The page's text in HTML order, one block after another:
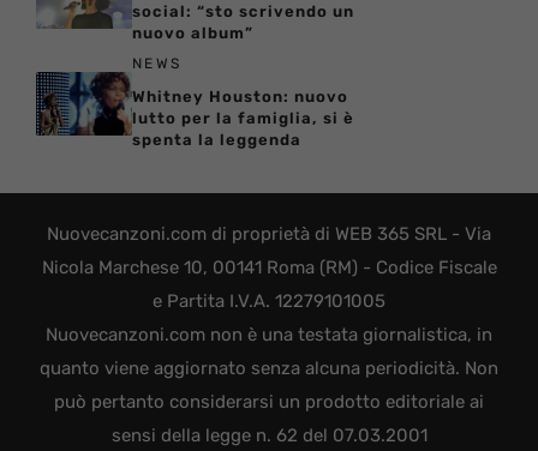
social: “sto scrivendo un
nuovo album”
NEWS
Whitney Houston: nuovo
lutto per la famiglia, si è
spenta la leggenda
Nuovecanzoni.com di proprietà di WEB 365 SRL - Via
Nicola Marchese 10, 00141 Roma (RM) - Codice Fiscale
e Partita I.V.A. 12279101005
Nuovecanzoni.com non è una testata giornalistica, in
quanto viene aggiornato senza alcuna periodicità. Non
può pertanto considerarsi un prodotto editoriale ai
sensi della legge n. 62 del 07.03.2001